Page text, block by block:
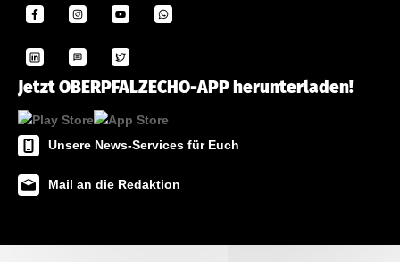
Jetzt OBERPFALZECHO-APP herunterladen!
Unsere News-Services für Euch
Mail an die Redaktion